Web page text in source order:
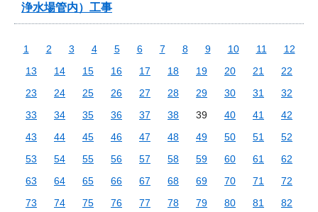
浄水場管内）工事
1 2 3 4 5 6 7 8 9 10 11
12
13
14 15 16 17 18 19 20 21
22
23
24 25 26 27 28 29 30 31
32
33
34 35 36 37 38 39 40 41
42
43
44 45 46 47 48 49 50 51
52
53
54 55 56 57 58 59 60 61
62
63
64 65 66 67 68 69 70 71
72
73
74 75 76 77 78 79 80 81
82